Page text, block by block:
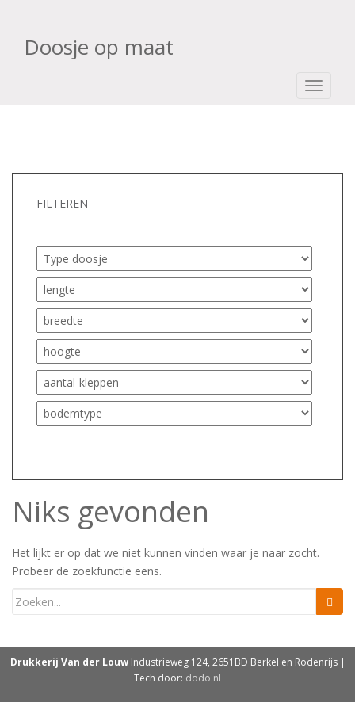
Doosje op maat
FILTEREN
Niks gevonden
Het lijkt er op dat we niet kunnen vinden waar je naar zocht.
Probeer de zoekfunctie eens.
Drukkerij Van der LouwIndustrieweg 124, 2651BD Berkel en Rodenrijs |
Tech door: dodo.nl